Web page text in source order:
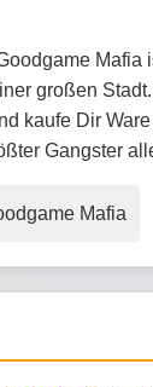
Mafia
großen
kaufe Dir
Gangster
Mafia